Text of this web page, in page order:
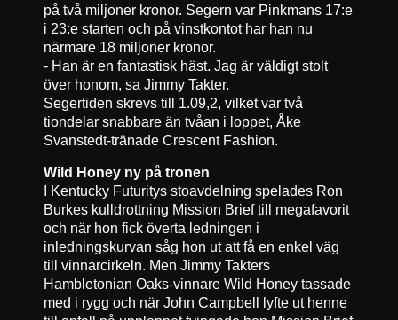
på två miljoner kronor. Segern var Pinkmans 17:e
i 23:e starten och på vinstkontot har han nu
närmare 18 miljoner kronor.
- Han är en fantastisk häst. Jag är väldigt stolt
över honom, sa Jimmy Takter.
Segertiden skrevs till 1.09,2, vilket var två
tiondelar snabbare än tvåan i loppet, Åke
Svanstedt-tränade Crescent Fashion.
Wild Honey ny på tronen
I Kentucky Futuritys stoavdelning spelades Ron
Burkes kulldrottning Mission Brief till megafavorit
och när hon fick överta ledningen i
inledningskurvan såg hon ut att få en enkel väg
till vinnarcirkeln. Men Jimmy Takters
Hambletonian Oaks-vinnare Wild Honey tassade
med i rygg och när John Campbell lyfte ut henne